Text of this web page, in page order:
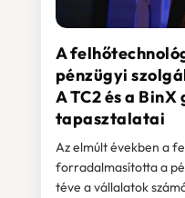
A
pénzügyi
A TC2 és a
tapasztalatai
Az elmúlt években a
forradalmasította a
téve a vállalatok